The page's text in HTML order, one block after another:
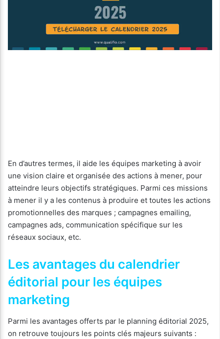
En d’autres termes, il aide les équipes marketing à avoir
une vision claire et organisée des actions à mener, pour
atteindre leurs objectifs stratégiques. Parmi ces missions
à mener il y a les contenus à produire et toutes les actions
promotionnelles des marques ; campagnes emailing,
campagnes ads, communication spécifique sur les
réseaux sociaux, etc.
Les avantages du calendrier
éditorial pour les équipes
marketing
Parmi les avantages offerts par le planning éditorial 2025,
on retrouve toujours les points clés majeurs suivants :